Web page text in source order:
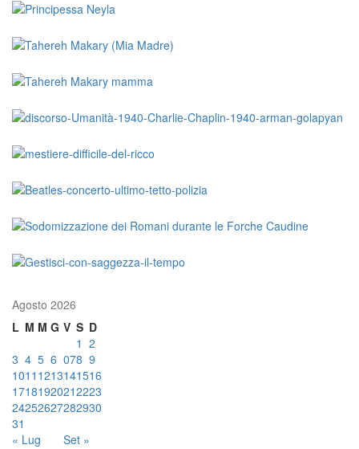
Agosto 2026
L M M G V S D
« Lug Set »
1 2
3 4 5 6 078 9
1011 1213141516
17181920212223
24252627282930
31